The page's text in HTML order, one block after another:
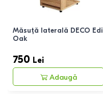
Măsuță laterală DECO Edi
Oak
750 Lei
Adaugă